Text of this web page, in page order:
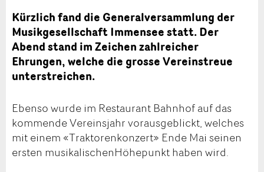
Kürzlich fand die Generalversammlung der
Musikgesellschaft Immensee statt. Der
Abend stand im Zeichen zahlreicher
Ehrungen, welche die grosse Vereinstreue
unterstreichen.
Ebenso wurde im Restaurant Bahnhof auf das
kommende Vereinsjahr vorausgeblickt, welches
mit einem «Traktorenkonzert» Ende Mai seinen
ersten musikalischenHöhepunkt haben wird.